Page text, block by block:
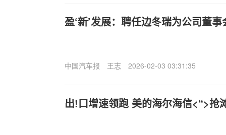
盈‘新’发展：聘任边冬瑞为公司董事
中国汽车报 王志 2026-02-03 03:31:35
出!口增速领跑 美的海尔海信<“>抢